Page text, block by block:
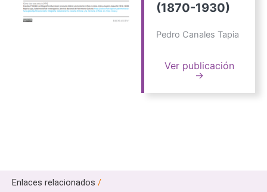
(1870-1930)
Pedro Canales Tapia
Ver publicación
→
Enlaces relacionados /